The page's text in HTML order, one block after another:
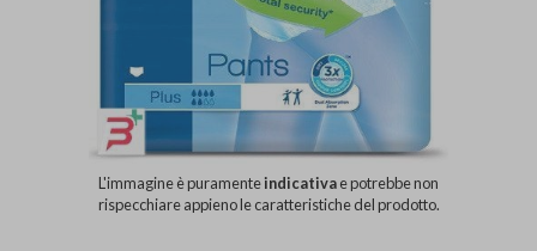
L'immagine è puramenteindicativae potrebbe non
rispecchiare appieno le caratteristiche del prodotto.